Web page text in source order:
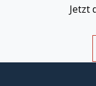
Jetzt